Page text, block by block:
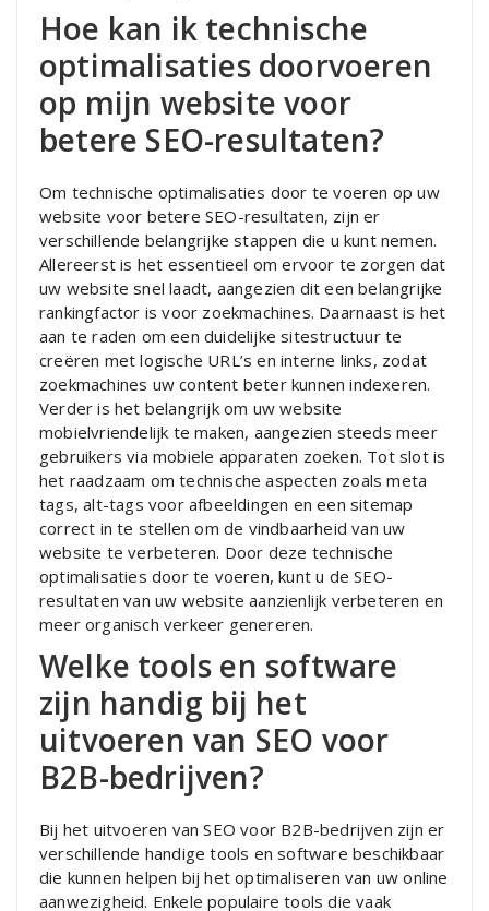
Hoe kan ik technische
optimalisaties doorvoeren
op mijn website voor
betere SEO-resultaten?
Om technische optimalisaties door te voeren op uw
website voor betere SEO-resultaten, zijn er
verschillende belangrijke stappen die u kunt nemen.
Allereerst is het essentieel om ervoor te zorgen dat
uw website snel laadt, aangezien dit een belangrijke
rankingfactor is voor zoekmachines. Daarnaast is het
aan te raden om een duidelijke sitestructuur te
creëren met logische URL’s en interne links, zodat
zoekmachines uw content beter kunnen indexeren.
Verder is het belangrijk om uw website
mobielvriendelijk te maken, aangezien steeds meer
gebruikers via mobiele apparaten zoeken. Tot slot is
het raadzaam om technische aspecten zoals meta
tags, alt-tags voor afbeeldingen en een sitemap
correct in te stellen om de vindbaarheid van uw
website te verbeteren. Door deze technische
optimalisaties door te voeren, kunt u de SEO-
resultaten van uw website aanzienlijk verbeteren en
meer organisch verkeer genereren.
Welke tools en software
zijn handig bij het
uitvoeren van SEO voor
B2B-bedrijven?
Bij het uitvoeren van SEO voor B2B-bedrijven zijn er
verschillende handige tools en software beschikbaar
die kunnen helpen bij het optimaliseren van uw online
aanwezigheid. Enkele populaire tools die vaak